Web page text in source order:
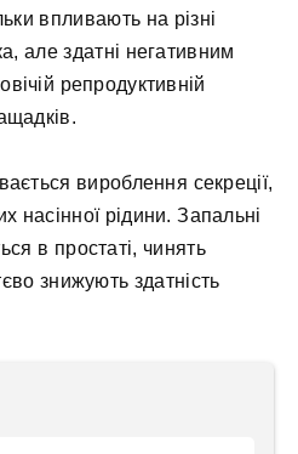
впливають на різні
але здатні негативним
репродуктивній
вироблення секреції,
насінної рідини. Запальні
в простаті, чинять
знижують здатність